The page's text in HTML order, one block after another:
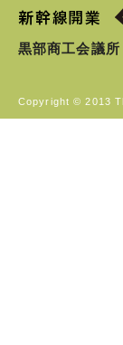
黒部商工会議所
Copyright © 2013